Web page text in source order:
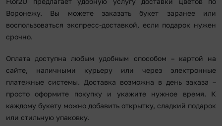
Воронежу. Вы можете заказать букет заранее или
воспользоваться экспресс-доставкой, если подарок нужен
срочно.
Оплата доступна любым удобным способом – картой на
сайте, наличными курьеру или через электронные
платежные системы. Доставка возможна в день заказа –
просто оформите покупку и укажите нужное время. К
каждому букету можно добавить открытку, сладкий подарок
или стильную упаковку.